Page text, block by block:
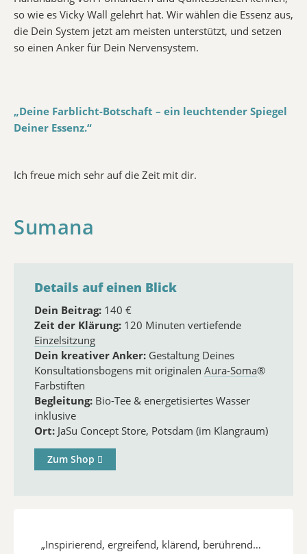
so wie es Vicky Wall gelehrt hat. Wir wählen die Essenz aus,
die Dein System jetzt am meisten unterstützt, und setzen
so einen Anker für Dein Nervensystem.
„Deine Farblicht-Botschaft – ein leuchtender Spiegel
Deiner Essenz.“
Ich freue mich sehr auf die Zeit mit dir.
Sumana
Details auf einen Blick
Dein Beitrag: 140 €
Zeit der Klärung: 120 Minuten vertiefende
Einzelsitzung
Dein kreativer Anker: Gestaltung Deines
Konsultationsbogens mit originalen Aura-Soma®
Farbstiften
Begleitung: Bio-Tee & energetisiertes Wasser
inklusive
Ort: JaSu Concept Store, Potsdam (im Klangraum)
Zum Shop
„Inspirierend, ergreifend, klärend, berührend…